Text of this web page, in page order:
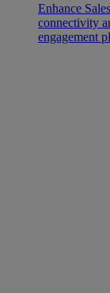
Enhance
connectivity
engagement